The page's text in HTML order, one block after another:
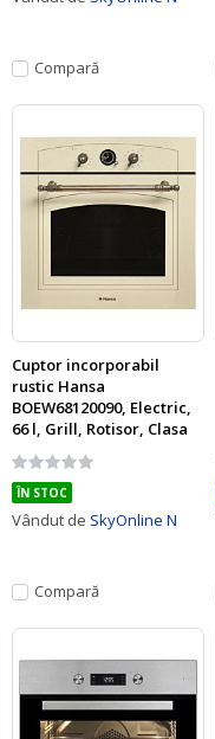
Compară
Cuptor incorporabil
rustic Hansa
BOEW68120090, Electric,
66 l, Grill, Rotisor, Clasa
A, 10 Functii, Bej deschis
Rating:
0%
ÎN STOC
Vândut de SkyOnline N
Compară